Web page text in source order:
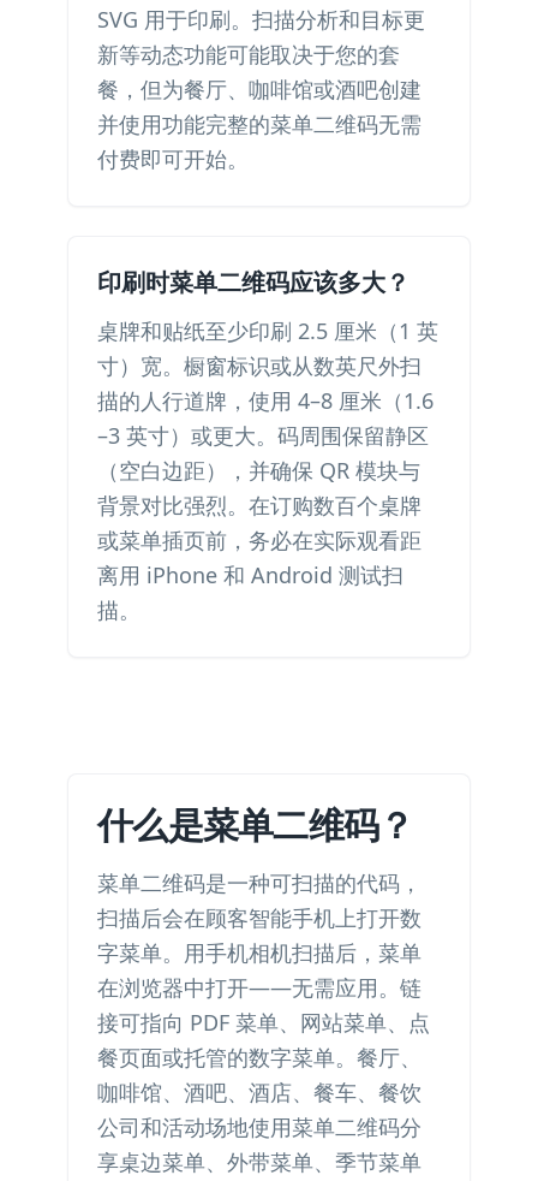
SVG 用于印刷。扫描分析和目标更
新等动态功能可能取决于您的套
餐，但为餐厅、咖啡馆或酒吧创建
并使用功能完整的菜单二维码无需
付费即可开始。
印刷时菜单二维码应该多大？
桌牌和贴纸至少印刷 2.5 厘米（1 英
寸）宽。橱窗标识或从数英尺外扫
描的人行道牌，使用 4–8 厘米（1.6
–3 英寸）或更大。码周围保留静区
（空白边距），并确保 QR 模块与
背景对比强烈。在订购数百个桌牌
或菜单插页前，务必在实际观看距
离用 iPhone 和 Android 测试扫
描。
什么是菜单二维码？
菜单二维码是一种可扫描的代码，
扫描后会在顾客智能手机上打开数
字菜单。用手机相机扫描后，菜单
在浏览器中打开——无需应用。链
接可指向 PDF 菜单、网站菜单、点
餐页面或托管的数字菜单。餐厅、
咖啡馆、酒吧、酒店、餐车、餐饮
公司和活动场地使用菜单二维码分
享桌边菜单、外带菜单、季节菜单